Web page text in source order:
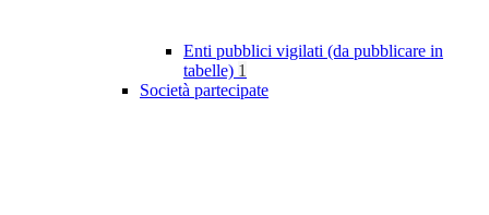
Enti pubblici vigilati (da pubblicare in
tabelle) 1
Società partecipate